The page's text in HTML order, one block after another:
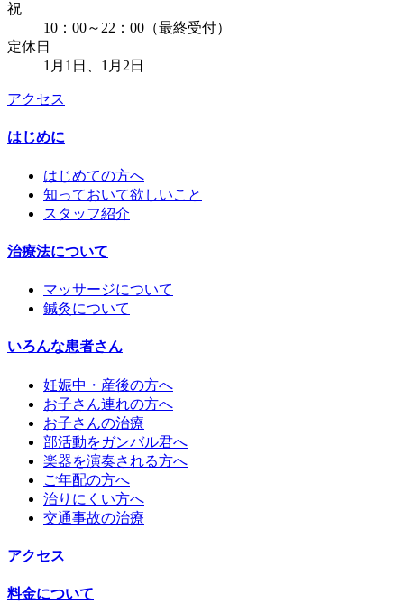
祝
10：00～22：00（最終受付）
定休日
1月1日、1月2日
アクセス
はじめに
はじめての方へ
知っておいて欲しいこと
スタッフ紹介
治療法について
マッサージについて
鍼灸について
いろんな患者さん
妊娠中・産後の方へ
お子さん連れの方へ
お子さんの治療
部活動をガンバル君へ
楽器を演奏される方へ
ご年配の方へ
治りにくい方へ
交通事故の治療
アクセス
料金について